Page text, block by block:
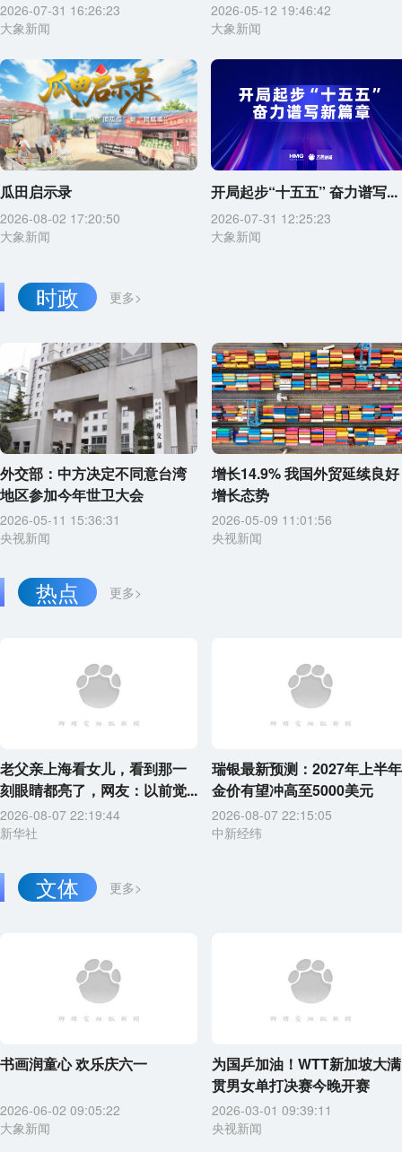
2026-07-31 16:26:23
大象新闻
2026-05-12 19:46:42
大象新闻
瓜田启示录
2026-08-02 17:20:50
大象新闻
开局起步“十五五” 奋力谱写...
2026-07-31 12:25:23
大象新闻
更多>
时政
外交部：中方决定不同意台湾
地区参加今年世卫大会
2026-05-11 15:36:31
央视新闻
增长14.9% 我国外贸延续良好
增长态势
2026-05-09 11:01:56
央视新闻
更多>
热点
老父亲上海看女儿，看到那一
刻眼睛都亮了，网友：以前觉...
2026-08-07 22:19:44
新华社
瑞银最新预测：2027年上半年
金价有望冲高至5000美元
2026-08-07 22:15:05
中新经纬
更多>
文体
书画润童心 欢乐庆六一
2026-06-02 09:05:22
大象新闻
为国乒加油！WTT新加坡大满
贯男女单打决赛今晚开赛
2026-03-01 09:39:11
央视新闻